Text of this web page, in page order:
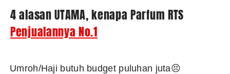
4 alasan UTAMA, kenapa Parfum RTS
Penjualannya No.1
Umroh/Haji butuh budget puluhan juta😣